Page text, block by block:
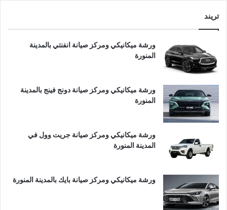
تريند
ورشة ميكانيكي ومركز صيانة انفنتي بالمدينة
المنورة
ورشة ميكانيكي ومركز صيانة دونج فينج بالمدينة
المنورة
ورشة ميكانيكي ومركز صيانة جريت وول في
المدينة المنورة
ورشة ميكانيكي ومركز صيانة بايك بالمدينة المنورة